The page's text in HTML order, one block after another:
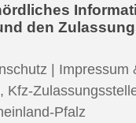
den
Impressum
, Kfz-
Pfalz